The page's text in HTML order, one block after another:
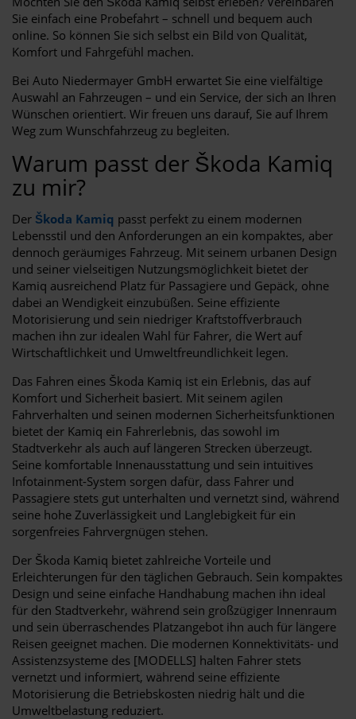
Sie einfach eine Probefahrt – schnell und bequem auch
online. So können Sie sich selbst ein Bild von Qualität,
Komfort und Fahrgefühl machen.
Bei Auto Niedermayer GmbH erwartet Sie eine vielfältige
Auswahl an Fahrzeugen – und ein Service, der sich an Ihren
Wünschen orientiert. Wir freuen uns darauf, Sie auf Ihrem
Weg zum Wunschfahrzeug zu begleiten.
Warum passt der Škoda Kamiq
zu mir?
Der Škoda Kamiq passt perfekt zu einem modernen
Lebensstil und den Anforderungen an ein kompaktes, aber
dennoch geräumiges Fahrzeug. Mit seinem urbanen Design
und seiner vielseitigen Nutzungsmöglichkeit bietet der
Kamiq ausreichend Platz für Passagiere und Gepäck, ohne
dabei an Wendigkeit einzubüßen. Seine effiziente
Motorisierung und sein niedriger Kraftstoffverbrauch
machen ihn zur idealen Wahl für Fahrer, die Wert auf
Wirtschaftlichkeit und Umweltfreundlichkeit legen.
Das Fahren eines Škoda Kamiq ist ein Erlebnis, das auf
Komfort und Sicherheit basiert. Mit seinem agilen
Fahrverhalten und seinen modernen Sicherheitsfunktionen
bietet der Kamiq ein Fahrerlebnis, das sowohl im
Stadtverkehr als auch auf längeren Strecken überzeugt.
Seine komfortable Innenausstattung und sein intuitives
Infotainment-System sorgen dafür, dass Fahrer und
Passagiere stets gut unterhalten und vernetzt sind, während
seine hohe Zuverlässigkeit und Langlebigkeit für ein
sorgenfreies Fahrvergnügen stehen.
Der Škoda Kamiq bietet zahlreiche Vorteile und
Erleichterungen für den täglichen Gebrauch. Sein kompaktes
Design und seine einfache Handhabung machen ihn ideal
für den Stadtverkehr, während sein großzügiger Innenraum
und sein überraschendes Platzangebot ihn auch für längere
Reisen geeignet machen. Die modernen Konnektivitäts- und
Assistenzsysteme des [MODELLS] halten Fahrer stets
vernetzt und informiert, während seine effiziente
Motorisierung die Betriebskosten niedrig hält und die
Umweltbelastung reduziert.